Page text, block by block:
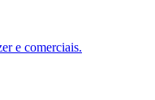
e comerciais.